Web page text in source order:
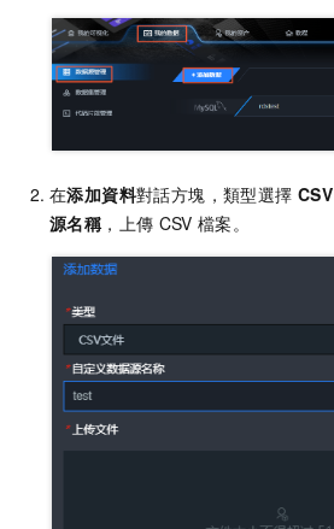
在添加資料對話方塊，類型選擇 CSV
源名稱，上傳 CSV 檔案。